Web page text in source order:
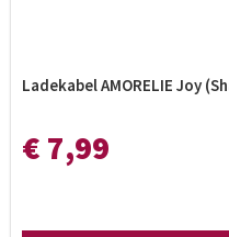
Ladekabel AMORELIE Joy
€ 7,99